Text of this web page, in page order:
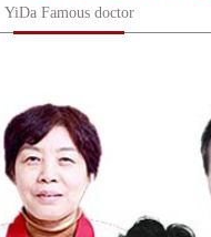
YiDa Famous doctor